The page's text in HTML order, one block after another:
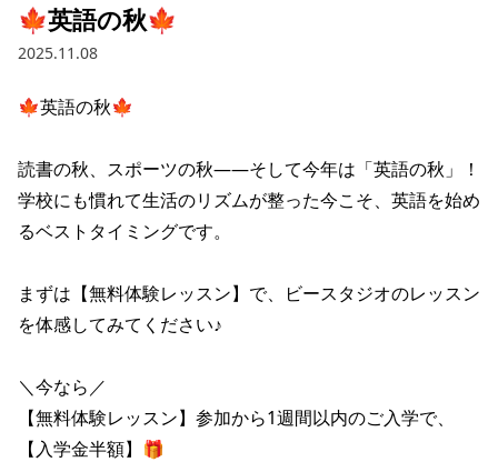
🍁英語の秋🍁
2025.11.08
🍁英語の秋🍁
読書の秋、スポーツの秋――そして今年は「英語の秋」！
学校にも慣れて生活のリズムが整った今こそ、英語を始め
るベストタイミングです。
まずは【無料体験レッスン】で、ビースタジオのレッスン
を体感してみてください♪
＼今なら／
【無料体験レッスン】参加から1週間以内のご入学で、
【入学金半額】🎁